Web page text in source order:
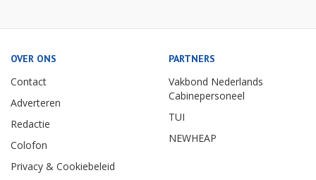
OVER ONS
Contact
Adverteren
Redactie
Colofon
Privacy & Cookiebeleid
PARTNERS
Vakbond Nederlands
Cabinepersoneel
TUI
NEWHEAP